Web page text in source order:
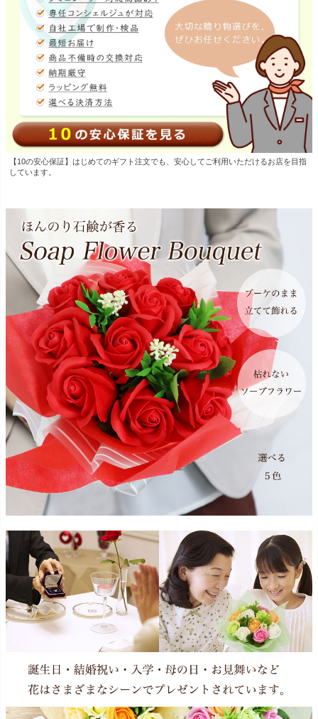
【10の安心保証】はじめてのギフト注文でも、安心してご利用いただけるお店を目指
しています。